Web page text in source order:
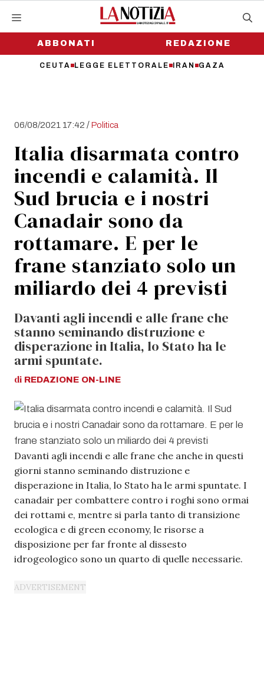
contenutoABBONATI
CEUTA LEGGE ELETTORALE IRAN GAZA
REDAZIONE
06/08/2021 17:42 /Politica
Italia disarmata contro
incendi e calamità. Il
Sud brucia e i nostri
Canadair sono da
rottamare. E per le
frane stanziato solo un
miliardo dei 4 previsti
Davanti agli incendi e alle frane che
stanno seminando distruzione e
disperazione in Italia, lo Stato ha le
armi spuntate.
di REDAZIONE ON-LINE
Davanti agli incendi e alle frane che anche in questi
giorni stanno seminando distruzione e
disperazione in Italia, lo Stato ha le armi spuntate. I
canadair per combattere contro i roghi sono ormai
dei rottami e, mentre si parla tanto di transizione
ecologica e di green economy, le risorse a
disposizione per far fronte al dissesto
idrogeologico sono un quarto di quelle necessarie.